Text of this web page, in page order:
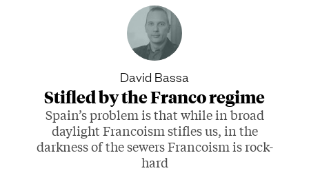
David Bassa
Stifled by the Franco regime
Spain’s problem is that while in broad
daylight Francoism stifles us, in the
darkness of the sewers Francoism is rock-
hard